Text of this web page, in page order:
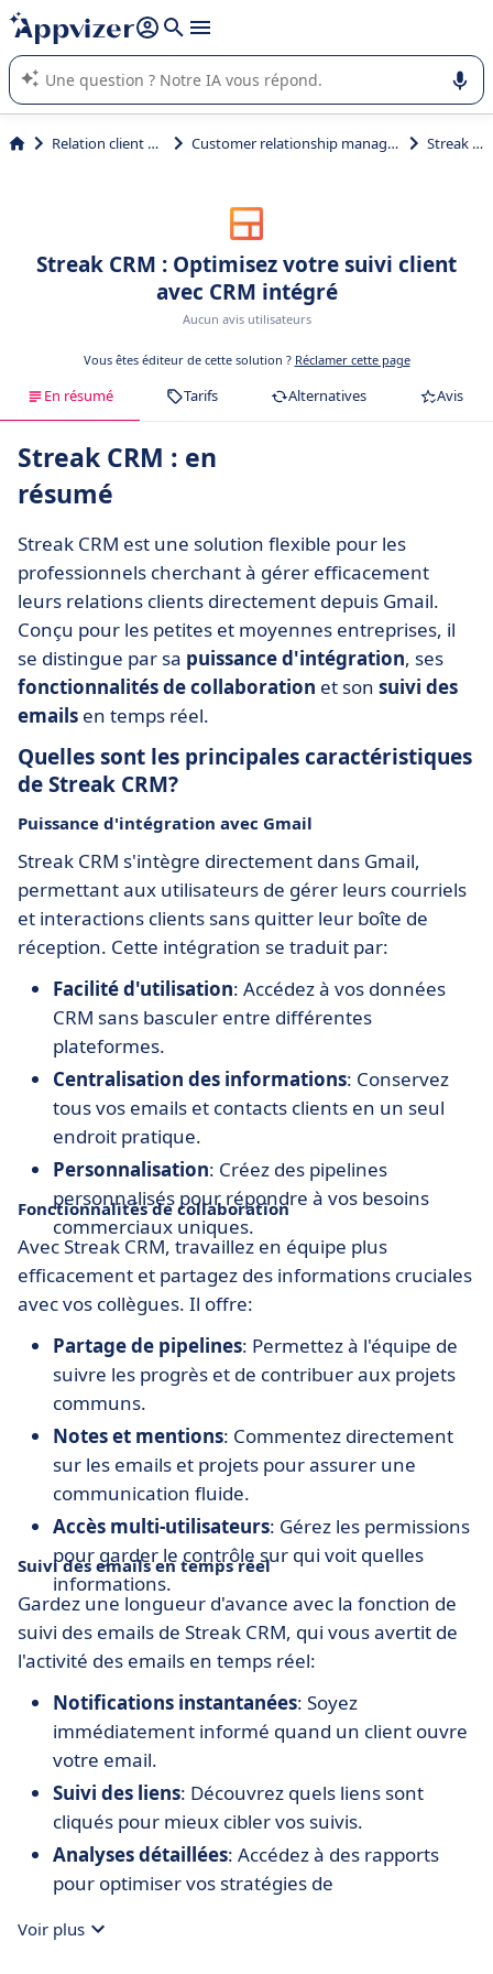
répondre (plusieurs lignes avec
L'IA de Appvizer vous guide dans l'utilisation ou la sélection de
logiciel SaaS en entreprise.
Relation client et vente Customer relationship management (CRM) Streak CRM
Streak CRM : Optimisez votre suivi client
avec CRM intégré
Aucun avis utilisateurs
Vous êtes éditeur de cette solution ? Réclamer cette page
En résumé Tarifs Alternatives Avis
Streak CRM : en
résumé
Streak CRM est une solution flexible pour les
professionnels cherchant à gérer efficacement
leurs relations clients directement depuis Gmail.
Conçu pour les petites et moyennes entreprises, il
se distingue par sa puissance d'intégration, ses
fonctionnalités de collaboration et son suivi des
emails en temps réel.
Quelles sont les principales caractéristiques
de Streak CRM?
Puissance d'intégration avec Gmail
Streak CRM s'intègre directement dans Gmail,
permettant aux utilisateurs de gérer leurs courriels
et interactions clients sans quitter leur boîte de
réception. Cette intégration se traduit par:
Facilité d'utilisation: Accédez à vos données
CRM sans basculer entre différentes
plateformes.
Centralisation des informations: Conservez
tous vos emails et contacts clients en un seul
endroit pratique.
Personnalisation: Créez des pipelines
personnalisés pour répondre à vos besoins
commerciaux uniques.
Fonctionnalités de collaboration
Avec Streak CRM, travaillez en équipe plus
efficacement et partagez des informations cruciales
avec vos collègues. Il offre:
Partage de pipelines: Permettez à l'équipe de
suivre les progrès et de contribuer aux projets
communs.
Notes et mentions: Commentez directement
sur les emails et projets pour assurer une
communication fluide.
Accès multi-utilisateurs: Gérez les permissions
pour garder le contrôle sur qui voit quelles
informations.
Suivi des emails en temps réel
Gardez une longueur d'avance avec la fonction de
suivi des emails de Streak CRM, qui vous avertit de
l'activité des emails en temps réel:
Notifications instantanées: Soyez
immédiatement informé quand un client ouvre
votre email.
Suivi des liens: Découvrez quels liens sont
cliqués pour mieux cibler vos suivis.
Analyses détaillées: Accédez à des rapports
pour optimiser vos stratégies de
Voir plus